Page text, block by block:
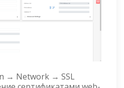
→ Network → SSL